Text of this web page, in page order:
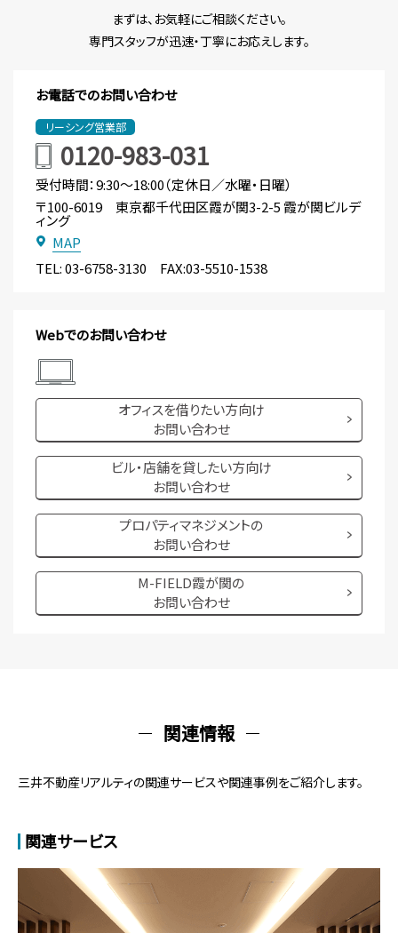
おすすめポイント：赤坂エリアの新たなランドマークビル！東京メ
トロ「国会議事堂」駅、「溜池山王」駅の2駅4路線直結、天井高
東京都港区赤坂２丁目１７－２２
東京メトロ銀座線溜池山王駅直結
東京メトロ南北線溜池山王駅直結
募集フロア：22F
募集面積： 37.70坪 ～ 298.70坪
各階個別空調
光ケーブル引込済
おすすめポイント：稀少な原宿駅アクセスの大型物件。
東京メトロ千代田線明治神宮前徒歩３分
山手線原宿徒歩５分
募集フロア：10F
募集面積：300.66坪
光ケーブル引込済
24時間利用
新耐震基準
フリーアクセス
天井高3,000mm
おすすめポイント：2013年10月竣工。表参道駅徒歩1分。南青
東京メトロ千代田線表参道徒歩１分
募集面積：146.20坪
フリーアクセス
赤坂スターゲートプラザ（JMFビル赤坂02）
まずは、お気軽にご相談ください。
専門スタッフが迅速・丁寧にお応えします。
お電話でのお問い合わせ
リーシング営業部
0120-983-031
受付時間：9:30～18:00（定休日／水曜・日曜）
〒100-6019 東京都千代田区霞が関3-2-5 霞が関ビルデ
ィング
MAP
TEL:03-6758-3130 FAX:03-5510-1538
Webでのお問い合わせ
オフィスを借りたい方向け
お問い合わせ
ビル・店舗を貸したい方向け
お問い合わせ
プロパティマネジメントの
お問い合わせ
M-FIELD霞が関の
お問い合わせ
関連情報
三井不動産リアルティの関連サービスや関連事例をご紹介します。
関連サービス